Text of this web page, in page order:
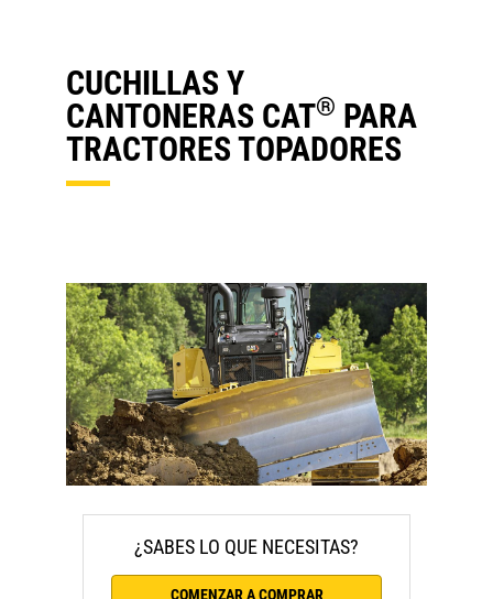
CUCHILLAS Y
CANTONERAS CAT® PARA
TRACTORES TOPADORES
¿SABES LO QUE NECESITAS?
COMENZAR A COMPRAR